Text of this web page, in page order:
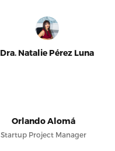
Dra. Natalie Pérez Luna
Orlando Alomá
Startup Project Manager